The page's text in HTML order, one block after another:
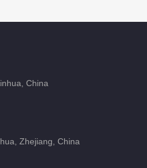
China
Zhejiang, China